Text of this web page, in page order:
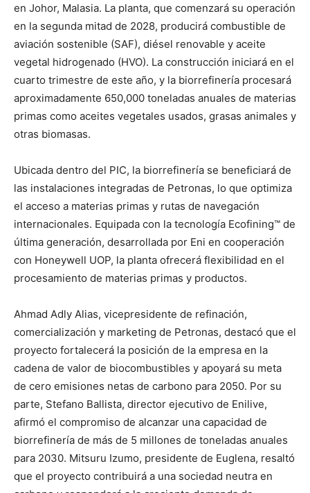
en Johor, Malasia. La planta, que comenzará su operación
en la segunda mitad de 2028, producirá combustible de
aviación sostenible (SAF), diésel renovable y aceite
vegetal hidrogenado (HVO). La construcción iniciará en el
cuarto trimestre de este año, y la biorrefinería procesará
aproximadamente 650,000 toneladas anuales de materias
primas como aceites vegetales usados, grasas animales y
otras biomasas.
Ubicada dentro del PIC, la biorrefinería se beneficiará de
las instalaciones integradas de Petronas, lo que optimiza
el acceso a materias primas y rutas de navegación
internacionales. Equipada con la tecnología Ecofining™ de
última generación, desarrollada por Eni en cooperación
con Honeywell UOP, la planta ofrecerá flexibilidad en el
procesamiento de materias primas y productos.
Ahmad Adly Alias, vicepresidente de refinación,
comercialización y marketing de Petronas, destacó que el
proyecto fortalecerá la posición de la empresa en la
cadena de valor de biocombustibles y apoyará su meta
de cero emisiones netas de carbono para 2050. Por su
parte, Stefano Ballista, director ejecutivo de Enilive,
afirmó el compromiso de alcanzar una capacidad de
biorrefinería de más de 5 millones de toneladas anuales
para 2030. Mitsuru Izumo, presidente de Euglena, resaltó
que el proyecto contribuirá a una sociedad neutra en